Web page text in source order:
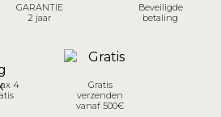
GARANTIE
2 jaar
Beveiligde
betaling
4
Gratis
verzenden
vanaf 500€